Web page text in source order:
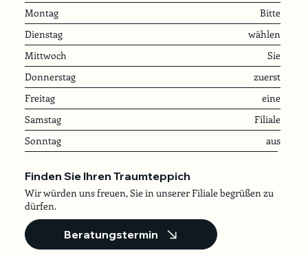
Montag
Bitte
Dienstag
wählen
Mittwoch
Sie
Donnerstag
zuerst
Freitag
eine
Samstag
Filiale
Sonntag
aus
Finden Sie Ihren Traumteppich
Wir würden uns freuen, Sie in unserer Filiale begrüßen zu
dürfen.
Beratungstermin